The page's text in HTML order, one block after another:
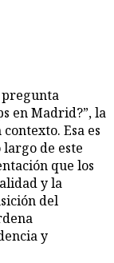
pregunta
en Madrid?”, la
Esa es
de este
que los
y la
del
y